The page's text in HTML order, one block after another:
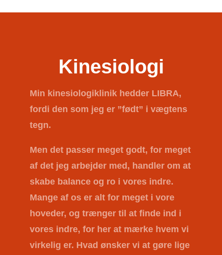
Kinesiologi
Min kinesiologiklinik hedder LIBRA,
fordi den som jeg er ”født” i vægtens
tegn.
Men det passer meget godt, for meget
af det jeg arbejder med, handler om at
skabe balance og ro i vores indre.
Mange af os er alt for meget i vore
hoveder, og trænger til at finde ind i
vores indre, for her at mærke hvem vi
virkelig er. Hvad ønsker vi at gøre lige